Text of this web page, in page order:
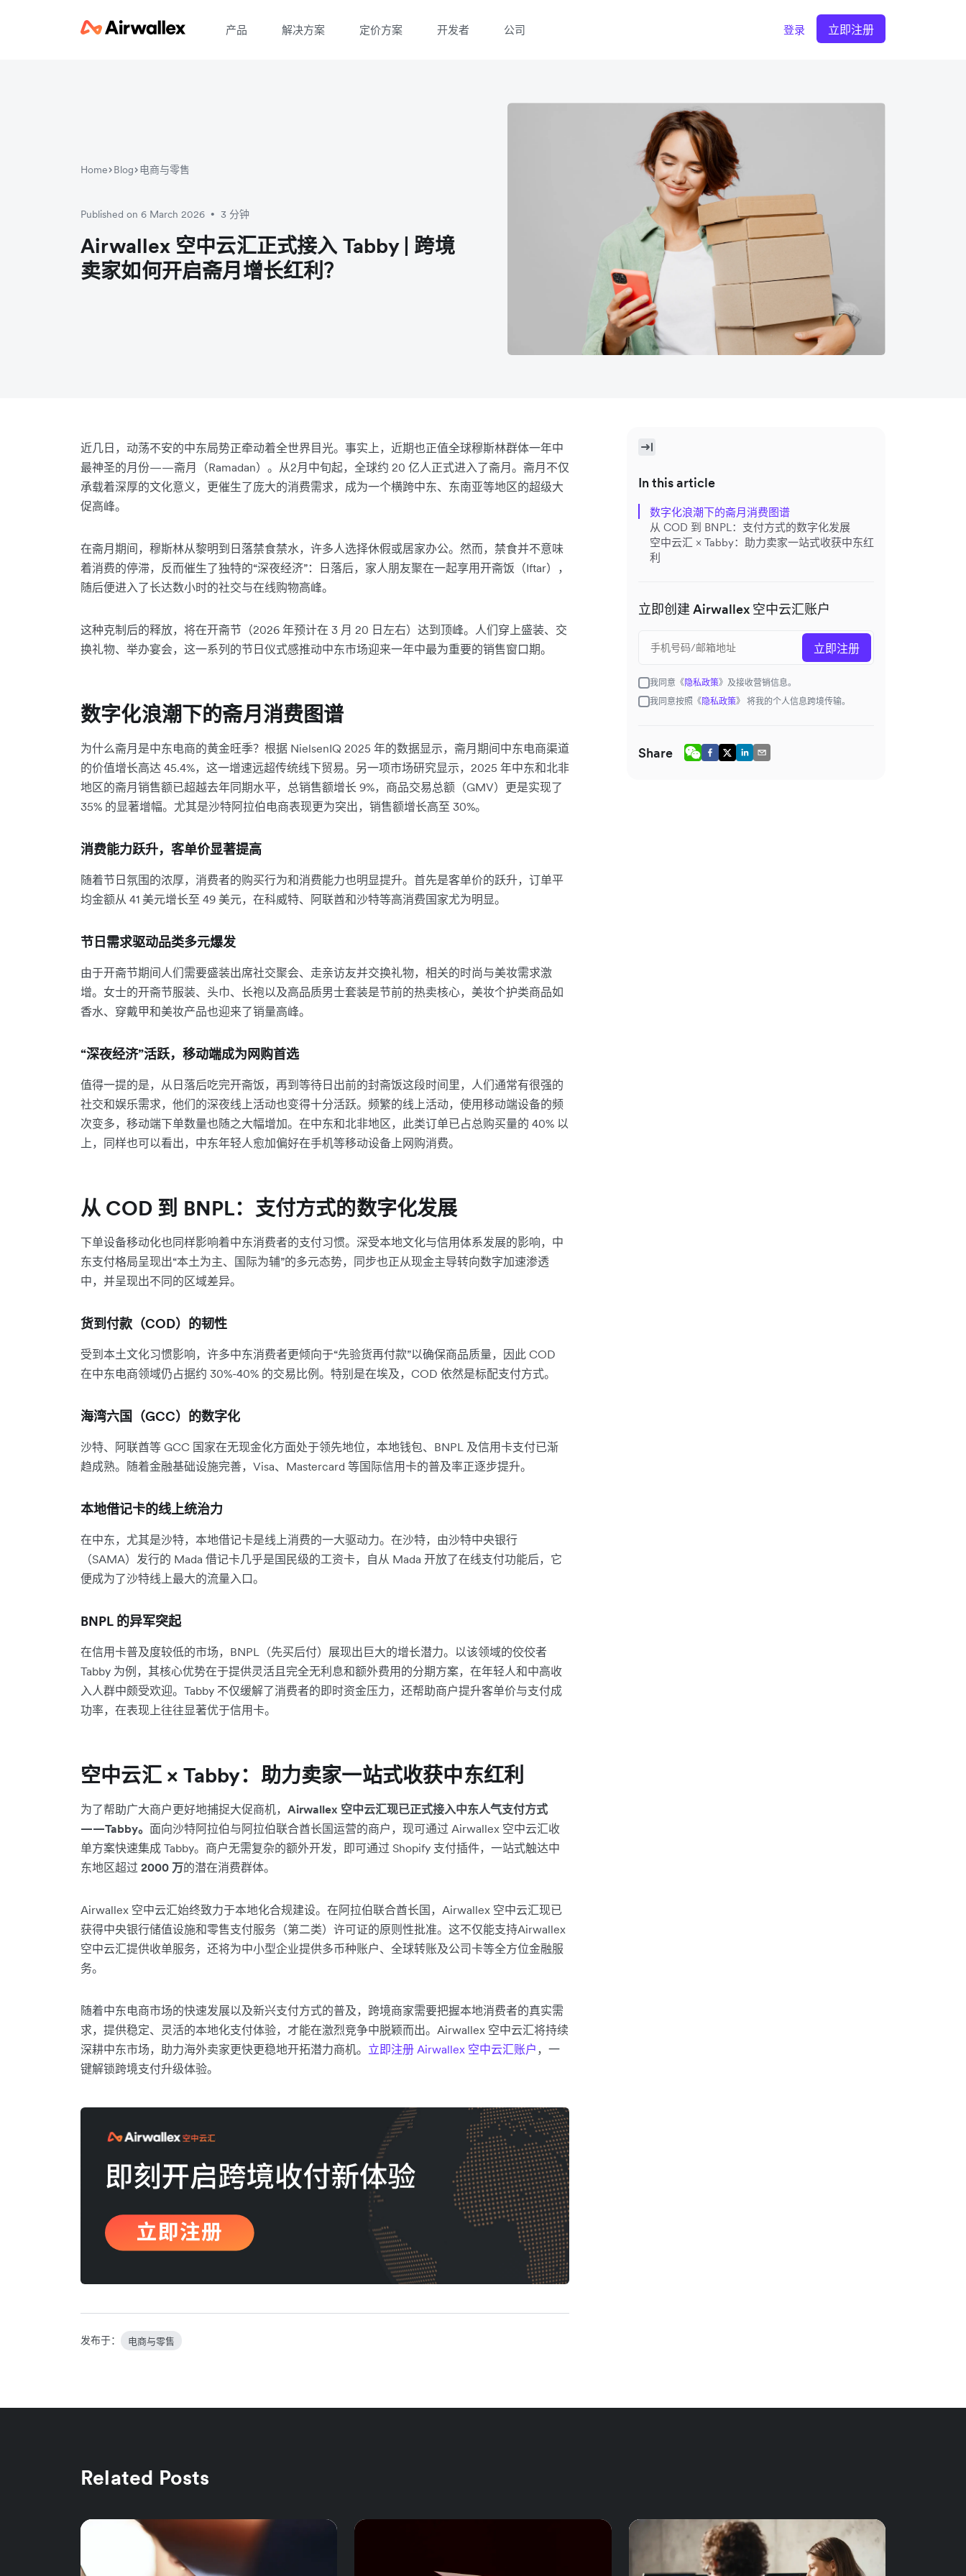
产品 解决方案 定价方案 开发者 公司 登录 立即注册
Home Blog 电商与零售
Published on 6 March 2026 • 3 分钟
Airwallex 空中云汇正式接入 Tabby | 跨境
卖家如何开启斋月增长红利？
近几日，动荡不安的中东局势正牵动着全世界目光。事实上，近期也正值全球穆斯林群体一年中
最神圣的月份——斋月（Ramadan）。从2月中旬起，全球约 20 亿人正式进入了斋月。斋月不仅
承载着深厚的文化意义，更催生了庞大的消费需求，成为一个横跨中东、东南亚等地区的超级大
促高峰。
在斋月期间，穆斯林从黎明到日落禁食禁水，许多人选择休假或居家办公。然而，禁食并不意味
着消费的停滞，反而催生了独特的“深夜经济”：日落后，家人朋友聚在一起享用开斋饭（Iftar），
随后便进入了长达数小时的社交与在线购物高峰。
这种克制后的释放，将在开斋节（2026 年预计在 3 月 20 日左右）达到顶峰。人们穿上盛装、交
换礼物、举办宴会，这一系列的节日仪式感推动中东市场迎来一年中最为重要的销售窗口期。
数字化浪潮下的斋月消费图谱
为什么斋月是中东电商的黄金旺季？根据 NielsenIQ 2025 年的数据显示，斋月期间中东电商渠道
的价值增长高达 45.4%，这一增速远超传统线下贸易。另一项市场研究显示，2025 年中东和北非
地区的斋月销售额已超越去年同期水平，总销售额增长 9%，商品交易总额（GMV）更是实现了
35% 的显著增幅。尤其是沙特阿拉伯电商表现更为突出，销售额增长高至 30%。
消费能力跃升，客单价显著提高
随着节日氛围的浓厚，消费者的购买行为和消费能力也明显提升。首先是客单价的跃升，订单平
均金额从 41 美元增长至 49 美元，在科威特、阿联酋和沙特等高消费国家尤为明显。
节日需求驱动品类多元爆发
由于开斋节期间人们需要盛装出席社交聚会、走亲访友并交换礼物，相关的时尚与美妆需求激
增。女士的开斋节服装、头巾、长袍以及高品质男士套装是节前的热卖核心，美妆个护类商品如
香水、穿戴甲和美妆产品也迎来了销量高峰。
“深夜经济”活跃，移动端成为网购首选
值得一提的是，从日落后吃完开斋饭，再到等待日出前的封斋饭这段时间里，人们通常有很强的
社交和娱乐需求，他们的深夜线上活动也变得十分活跃。频繁的线上活动，使用移动端设备的频
次变多，移动端下单数量也随之大幅增加。在中东和北非地区，此类订单已占总购买量的 40% 以
上，同样也可以看出，中东年轻人愈加偏好在手机等移动设备上网购消费。
从 COD 到 BNPL：支付方式的数字化发展
下单设备移动化也同样影响着中东消费者的支付习惯。深受本地文化与信用体系发展的影响，中
东支付格局呈现出“本土为主、国际为辅”的多元态势，同步也正从现金主导转向数字加速渗透
中，并呈现出不同的区域差异。
货到付款（COD）的韧性
受到本土文化习惯影响，许多中东消费者更倾向于“先验货再付款”以确保商品质量，因此 COD
在中东电商领域仍占据约 30%-40% 的交易比例。特别是在埃及，COD 依然是标配支付方式。
海湾六国（GCC）的数字化
沙特、阿联酋等 GCC 国家在无现金化方面处于领先地位，本地钱包、BNPL 及信用卡支付已渐
趋成熟。随着金融基础设施完善，Visa、Mastercard 等国际信用卡的普及率正逐步提升。
本地借记卡的线上统治力
在中东，尤其是沙特，本地借记卡是线上消费的一大驱动力。在沙特，由沙特中央银行
（SAMA）发行的 Mada 借记卡几乎是国民级的工资卡，自从 Mada 开放了在线支付功能后，它
便成为了沙特线上最大的流量入口。
BNPL 的异军突起
在信用卡普及度较低的市场，BNPL（先买后付）展现出巨大的增长潜力。以该领域的佼佼者
Tabby 为例，其核心优势在于提供灵活且完全无利息和额外费用的分期方案，在年轻人和中高收
入人群中颇受欢迎。Tabby 不仅缓解了消费者的即时资金压力，还帮助商户提升客单价与支付成
功率，在表现上往往显著优于信用卡。
空中云汇 × Tabby：助力卖家一站式收获中东红利
为了帮助广大商户更好地捕捉大促商机， Airwallex 空中云汇现已正式接入中东人气支付方式
——Tabby。 面向沙特阿拉伯与阿拉伯联合酋长国运营的商户，现可通过 Airwallex 空中云汇收
单方案快速集成 Tabby。商户无需复杂的额外开发，即可通过 Shopify 支付插件，一站式触达中
东地区超过 2000 万的潜在消费群体。
Airwallex 空中云汇始终致力于本地化合规建设。在阿拉伯联合酋长国，Airwallex 空中云汇现已
获得中央银行储值设施和零售支付服务（第二类）许可证的原则性批准。这不仅能支持Airwallex
空中云汇提供收单服务，还将为中小型企业提供多币种账户、全球转账及公司卡等全方位金融服
务。
随着中东电商市场的快速发展以及新兴支付方式的普及，跨境商家需要把握本地消费者的真实需
求，提供稳定、灵活的本地化支付体验，才能在激烈竞争中脱颖而出。Airwallex 空中云汇将持续
深耕中东市场，助力海外卖家更快更稳地开拓潜力商机。 立即注册 Airwallex 空中云汇账户 ，一
键解锁跨境支付升级体验。
发布于： 电商与零售
In this article
数字化浪潮下的斋月消费图谱
从 COD 到 BNPL：支付方式的数字化发展
空中云汇 × Tabby：助力卖家一站式收获中东红
利
立即创建 Airwallex 空中云汇账户
立即注册
我同意《隐私政策》及接收营销信息。
我同意按照《隐私政策》 将我的个人信息跨境传输。
Share
Related Posts